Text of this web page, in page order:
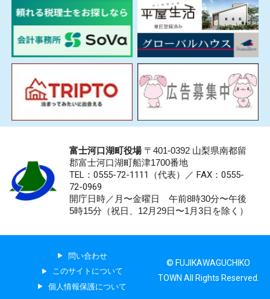
富士河口湖町役場〒401-0392 山梨県南都留
郡富士河口湖町船津1700番地
TEL：0555-72-1111 （代表）／ FAX：0555-
72-0969
開庁日時／月〜金曜日 午前8時30分〜午後
5時15分（祝日、12月29日〜1月3日を除く）
問い合わせ
このサイトについて
個人情報保護について
© FUJIKAWAGUCHIKO
TOWN All Rights Reserved.